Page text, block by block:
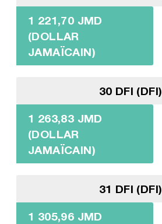
1 221,70 JMD
(DOLLAR
JAMAÏCAIN)
30 DFI (DFI)
1 263,83 JMD
(DOLLAR
JAMAÏCAIN)
31 DFI (DFI)
1 305,96 JMD